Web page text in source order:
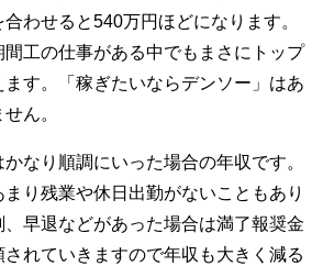
わせると540万円ほどになります。
間工の仕事がある中でもまさにトップ
す。「稼ぎたいならデンソー」はあ
ん。
なり順調にいった場合の年収です。
り残業や休日出勤がないこともあり
、早退などがあった場合は満了報奨金
れていきますので年収も大きく減る